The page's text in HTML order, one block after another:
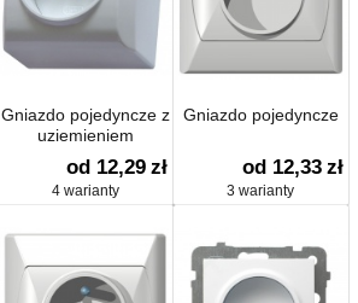
Gniazdo pojedyncze z
uziemieniem
od 12,29 zł
4 warianty
Gniazdo pojedyncze
od 12,33 zł
3 warianty